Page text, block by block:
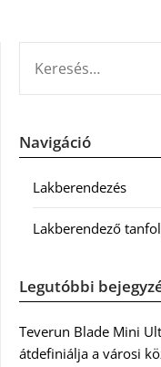
Navigáció
Lakberendezés
Lakberendező
Legutóbbi
Teverun Blade Mini
átdefiniálja a városi